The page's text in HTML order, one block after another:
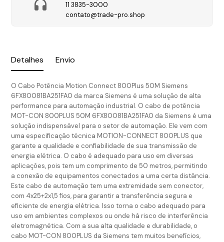
Detalhes Envio
O Cabo Potência Motion Connect 800Plus 50M Siemens
6FX80081BA251FA0 da marca Siemens é uma solução de alta
performance para automação industrial. O cabo de potência
MOT-CON 800PLUS 50M 6FX80081BA251FA0 da Siemens é uma
solução indispensável para o setor de automação. Ele vem com
uma especificação técnica MOTION-CONNECT 800PLUS que
garante a qualidade e confiabilidade de sua transmissão de
energia elétrica. O cabo é adequado para uso em diversas
aplicações, pois tem um comprimento de 50 metros, permitindo
a conexão de equipamentos conectados a uma certa distância.
Este cabo de automação tem uma extremidade sem conector,
com 4x25+2x1,5 fios, para garantir a transferência segura e
eficiente de energia elétrica. Isso torna o cabo adequado para
uso em ambientes complexos ou onde há risco de interferência
eletromagnética. Com a sua alta qualidade e durabilidade, o
cabo MOT-CON 800PLUS da Siemens tem muitos benefícios,
11 3835-3000
contato@trade-pro.shop